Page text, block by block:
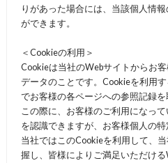
りがあった場合には、当該個人情
ができます。
＜Cookieの利用＞
Cookieは当社のWebサイトからお
データのことです。Cookieを利用
でお客様の各ページへの参照記録を
この際に、お客様のご利用になっ
を認識できますが、お客様個人の特
当社ではこのCookieを利用して、
握し、皆様によりご満足いただける